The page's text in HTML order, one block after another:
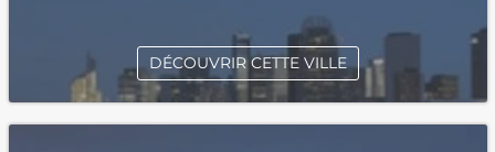
DÉCOUVRIR CETTE VILLE